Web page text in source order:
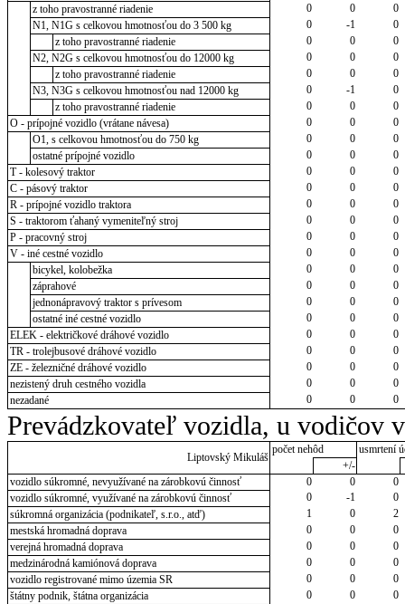
z toho pravostranné riadenie
0 0
0
N1, N1G s celkovou hmotnosťou do 3 500 kg
0 -1
0
z toho pravostranné riadenie
0 0
0
N2, N2G s celkovou hmotnosťou do 12000 kg
0 0
0
z toho pravostranné riadenie
0 0
0
N3, N3G s celkovou hmotnosťou nad 12000 kg
0 -1
0
z toho pravostranné riadenie
0 0
0
O - prípojné vozidlo (vrátane návesa)
0 0
0
O1, s celkovou hmotnosťou do 750 kg
0 0
0
ostatné prípojné vozidlo
0 0
0
T - kolesový traktor
0 0
0
C - pásový traktor
0 0
0
R - prípojné vozidlo traktora
0 0
0
S - traktorom ťahaný vymeniteľný stroj
0 0
0
P - pracovný stroj
0 0
0
V - iné cestné vozidlo
0 0
0
bicykel, kolobežka
0 0
0
záprahové
0 0
0
jednonápravový traktor s prívesom
0 0
0
ostatné iné cestné vozidlo
0 0
0
ELEK - električkové dráhové vozidlo
0 0
0
TR - trolejbusové dráhové vozidlo
0 0
0
ZE - železničné dráhové vozidlo
0 0
0
nezistený druh cestného vozidla
0 0
0
nezadané
0 0 0
Prevádzkovateľ vozidla, u vodičov
Liptovský Mikuláš
počet nehôd
usmrtení
+/-
vozidlo súkromné, nevyužívané na zárobkovú činnosť
0 0
0
vozidlo súkromné, využívané na zárobkovú činnosť
0 -1
0
súkromná organizácia (podnikateľ, s.r.o., atď)
1 0
2
mestská hromadná doprava
0 0
0
verejná hromadná doprava
0 0
0
medzinárodná kamiónová doprava
0 0
0
vozidlo registrované mimo územia SR
0 0
0
štátny podnik, štátna organizácia
0 0
0